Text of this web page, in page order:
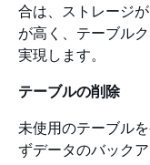
合は、ストレージ
が高く、テーブル
実現します。
テーブルの削除
未使用のテーブル
ずデータのバック